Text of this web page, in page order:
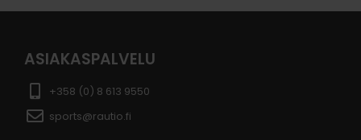
ASIAKASPALVELU
+358 (0) 8 613 9550
sports@rautio.fi